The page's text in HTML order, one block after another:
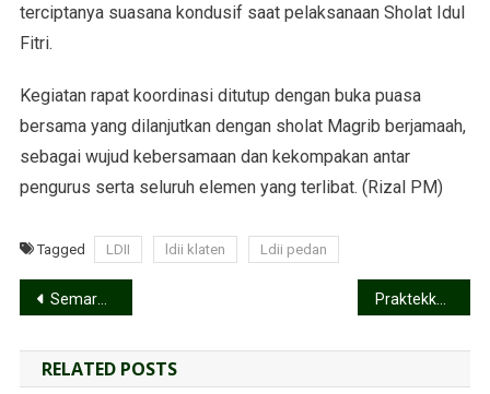
terciptanya suasana kondusif saat pelaksanaan Sholat Idul
Fitri.
Kegiatan rapat koordinasi ditutup dengan buka puasa
bersama yang dilanjutkan dengan sholat Magrib berjamaah,
sebagai wujud kebersamaan dan kekompakan antar
pengurus serta seluruh elemen yang terlibat. (Rizal PM)
Tagged LDII ldii klaten Ldii pedan
Semarak Ramadan 1447 H, PAC LDII Desa Ngaren Fokus Raih Lima Sukses
RELATED POSTS